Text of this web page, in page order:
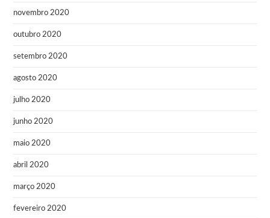
novembro 2020
outubro 2020
setembro 2020
agosto 2020
julho 2020
junho 2020
maio 2020
abril 2020
março 2020
fevereiro 2020